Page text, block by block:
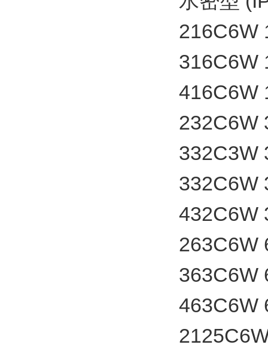
216C6W
316C6W
416C6W
232C6W
332C3W
332C6W
432C6W
263C6W
363C6W
463C6W